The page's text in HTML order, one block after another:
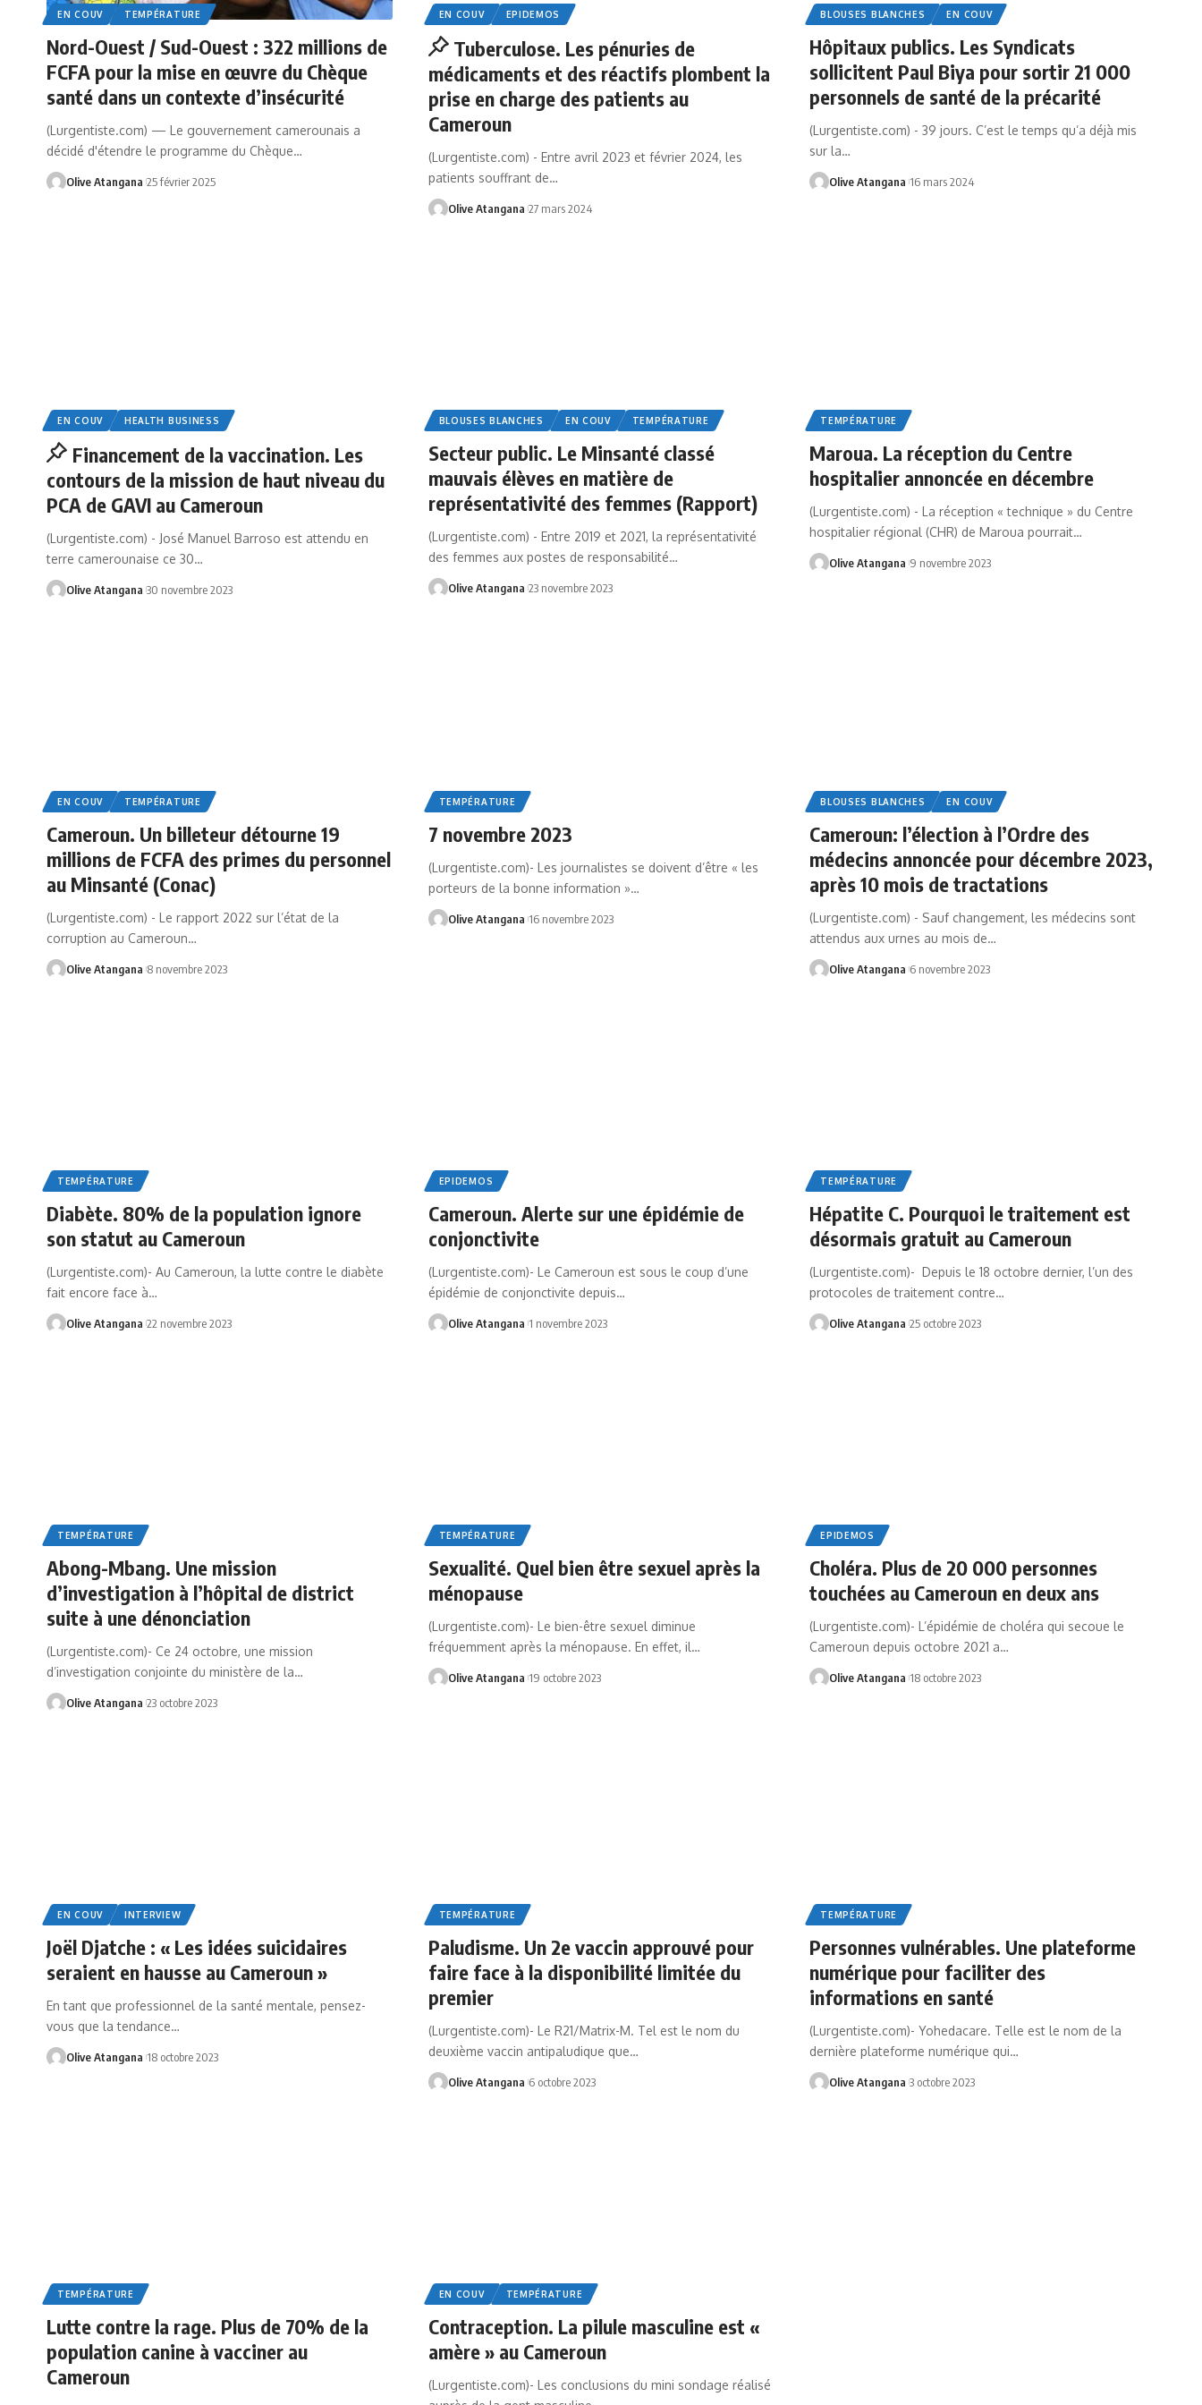
EN COUV TEMPÉRATURE
Nord-Ouest / Sud-Ouest : 322 millions de
FCFA pour la mise en œuvre du Chèque
santé dans un contexte d’insécurité
(Lurgentiste.com) — Le gouvernement camerounais a
décidé d'étendre le programme du Chèque…
Olive Atangana 25 février 2025
EN COUV EPIDEMOS
Tuberculose. Les pénuries de
médicaments et des réactifs plombent la
prise en charge des patients au
Cameroun
(Lurgentiste.com) - Entre avril 2023 et février 2024, les
patients souffrant de…
Olive Atangana 27 mars 2024
BLOUSES BLANCHES EN COUV
Hôpitaux publics. Les Syndicats
sollicitent Paul Biya pour sortir 21 000
personnels de santé de la précarité
(Lurgentiste.com) - 39 jours. C’est le temps qu’a déjà mis
sur la…
Olive Atangana 16 mars 2024
EN COUV HEALTH BUSINESS
Financement de la vaccination. Les
contours de la mission de haut niveau du
PCA de GAVI au Cameroun
(Lurgentiste.com) - José Manuel Barroso est attendu en
terre camerounaise ce 30…
Olive Atangana 30 novembre 2023
BLOUSES BLANCHES EN COUV TEMPÉRATURE
Secteur public. Le Minsanté classé
mauvais élèves en matière de
représentativité des femmes (Rapport)
(Lurgentiste.com) - Entre 2019 et 2021, la représentativité
des femmes aux postes de responsabilité…
Olive Atangana 23 novembre 2023
TEMPÉRATURE
Maroua. La réception du Centre
hospitalier annoncée en décembre
(Lurgentiste.com) - La réception « technique » du Centre
hospitalier régional (CHR) de Maroua pourrait…
Olive Atangana 9 novembre 2023
EN COUV TEMPÉRATURE
Cameroun. Un billeteur détourne 19
millions de FCFA des primes du personnel
au Minsanté (Conac)
(Lurgentiste.com) - Le rapport 2022 sur l’état de la
corruption au Cameroun…
Olive Atangana 8 novembre 2023
TEMPÉRATURE
7 novembre 2023
(Lurgentiste.com)- Les journalistes se doivent d’être « les
porteurs de la bonne information »…
Olive Atangana 16 novembre 2023
BLOUSES BLANCHES EN COUV
Cameroun: l’élection à l’Ordre des
médecins annoncée pour décembre 2023,
après 10 mois de tractations
(Lurgentiste.com) - Sauf changement, les médecins sont
attendus aux urnes au mois de…
Olive Atangana 6 novembre 2023
TEMPÉRATURE
Diabète. 80% de la population ignore
son statut au Cameroun
(Lurgentiste.com)- Au Cameroun, la lutte contre le diabète
fait encore face à…
Olive Atangana 22 novembre 2023
EPIDEMOS
Cameroun. Alerte sur une épidémie de
conjonctivite
(Lurgentiste.com)- Le Cameroun est sous le coup d’une
épidémie de conjonctivite depuis…
Olive Atangana 1 novembre 2023
TEMPÉRATURE
Hépatite C. Pourquoi le traitement est
désormais gratuit au Cameroun
(Lurgentiste.com)- Depuis le 18 octobre dernier, l’un des
protocoles de traitement contre…
Olive Atangana 25 octobre 2023
TEMPÉRATURE
Abong-Mbang. Une mission
d’investigation à l’hôpital de district
suite à une dénonciation
(Lurgentiste.com)- Ce 24 octobre, une mission
d’investigation conjointe du ministère de la…
Olive Atangana 23 octobre 2023
TEMPÉRATURE
Sexualité. Quel bien être sexuel après la
ménopause
(Lurgentiste.com)- Le bien-être sexuel diminue
fréquemment après la ménopause. En effet, il…
Olive Atangana 19 octobre 2023
EPIDEMOS
Choléra. Plus de 20 000 personnes
touchées au Cameroun en deux ans
(Lurgentiste.com)- L’épidémie de choléra qui secoue le
Cameroun depuis octobre 2021 a…
Olive Atangana 18 octobre 2023
EN COUV INTERVIEW
Joël Djatche : « Les idées suicidaires
seraient en hausse au Cameroun »
En tant que professionnel de la santé mentale, pensez-
vous que la tendance…
Olive Atangana 18 octobre 2023
TEMPÉRATURE
Paludisme. Un 2e vaccin approuvé pour
faire face à la disponibilité limitée du
premier
(Lurgentiste.com)- Le R21/Matrix-M. Tel est le nom du
deuxième vaccin antipaludique que…
Olive Atangana 6 octobre 2023
TEMPÉRATURE
Personnes vulnérables. Une plateforme
numérique pour faciliter des
informations en santé
(Lurgentiste.com)- Yohedacare. Telle est le nom de la
dernière plateforme numérique qui…
Olive Atangana 3 octobre 2023
TEMPÉRATURE
Lutte contre la rage. Plus de 70% de la
population canine à vacciner au
Cameroun
EN COUV TEMPÉRATURE
Contraception. La pilule masculine est «
amère » au Cameroun
(Lurgentiste.com)- Les conclusions du mini sondage réalisé